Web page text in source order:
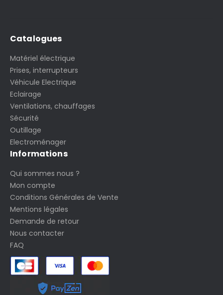
Catalogues
Matériel électrique
Prises, interrupteurs
Véhicule Electrique
Eclairage
Ventilations, chauffages
Sécurité
Outillage
Electroménager
Informations
Qui sommes nous ?
Mon compte
Conditions Générales de Vente
Mentions légales
Demande de retour
Nous contacter
FAQ